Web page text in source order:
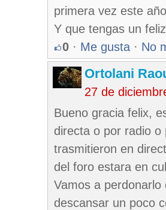
primera vez este
Y que tengas un
0 · Me gusta · No
Ortolani
27 de
Bueno gracia felix,
directa o por radio o
trasmitieron en
del foro estara en
Vamos a
descansar un poco